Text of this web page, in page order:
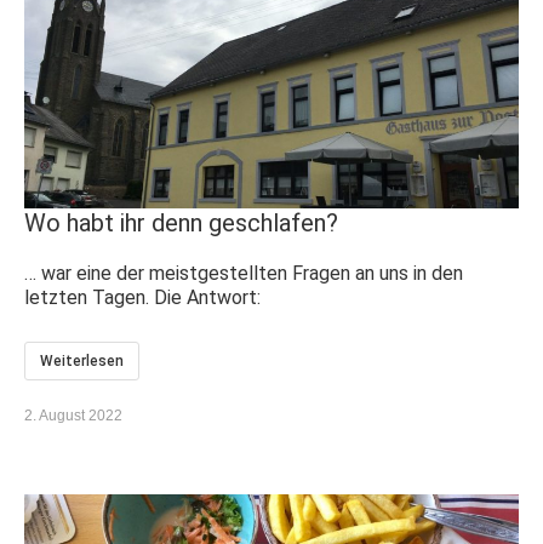
Wo habt ihr denn geschlafen?
2. August 2022
… war eine der meistgestellten Fragen an uns in den
letzten Tagen. Die Antwort:
Weiterlesen